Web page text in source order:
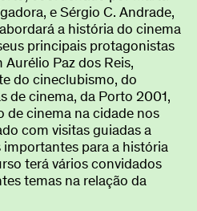
e Sérgio C. Andrade,
a história do cinema
principais protagonistas
Paz dos Reis,
do cineclubismo, do
de cinema, da Porto 2001,
de cinema na cidade nos
com visitas guiadas a
para a história
terá vários convidados
temas na relação da